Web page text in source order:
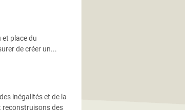
et place du
de créer un...
inégalités et de la
reconstruisons des